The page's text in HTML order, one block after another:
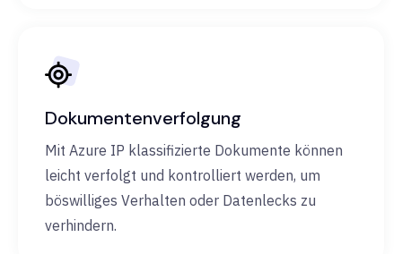
Dokumentenverfolgung
Mit Azure IP klassifizierte Dokumente können
leicht verfolgt und kontrolliert werden, um
böswilliges Verhalten oder Datenlecks zu
verhindern.